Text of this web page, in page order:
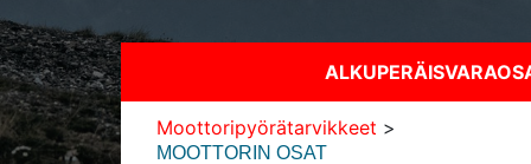
Moottoripyörätarvikkeet >
MOOTTORIN OSAT